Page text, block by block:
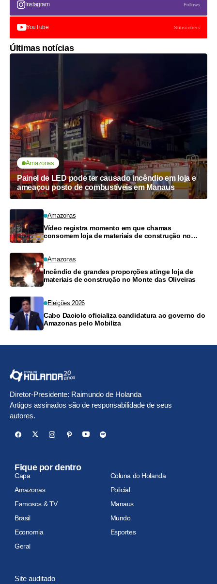
Instagram Follows
YouTube Subscribers
Últimas notícias
Amazonas
Painel de LED pode ter causado incêndio em loja e
ameaçou posto de combustíveis em Manaus
Amazonas
Vídeo registra momento em que chamas
consomem loja de materiais de construção no
Amazonas
Incêndio de grandes proporções atinge loja de
materiais de construção no Monte das Oliveiras
Eleições 2026
Cabo Daciolo oficializa candidatura ao governo do
Amazonas pelo Mobiliza
Diretor-Presidente: Raimundo de Holanda
Artigos assinados são de responsabilidade de seus
autores.
Fique por dentro
Capa
Coluna do Holanda
Amazonas
Policial
Famosos & TV
Manaus
Brasil
Mundo
Economia
Esportes
Geral
Site auditado